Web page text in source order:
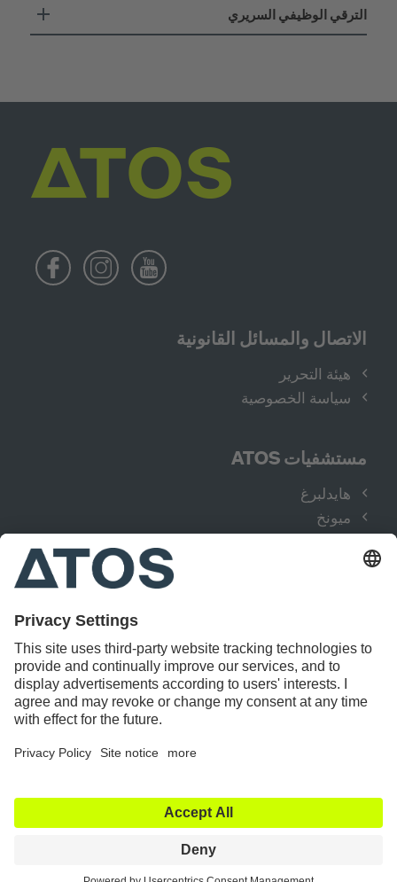
الترقي الوظيفي السريري
الاتصال والمسائل القانونية
هيئة التحرير
سياسة الخصوصية
مستشفيات ATOS
هايدلبرغ
ميونخ
العلاجات
اليد
الورك